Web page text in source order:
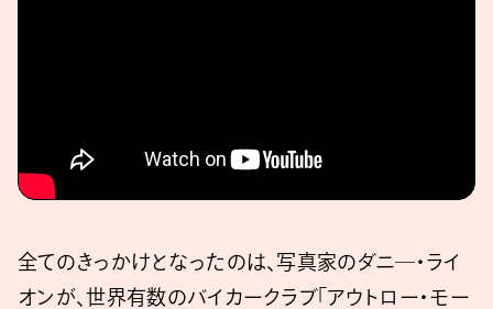
全てのきっかけとなったのは、写真家のダニ―・ライ
オンが、世界有数のバイカークラブ「アウトロー・モー